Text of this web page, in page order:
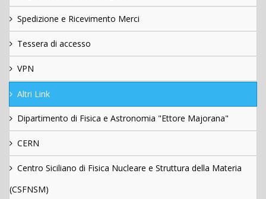
Spedizione e Ricevimento Merci
Tessera di accesso
VPN
Altri Link
Dipartimento di Fisica e Astronomia "Ettore Majorana"
CERN
Centro Siciliano di Fisica Nucleare e Struttura della Materia
(CSFNSM)